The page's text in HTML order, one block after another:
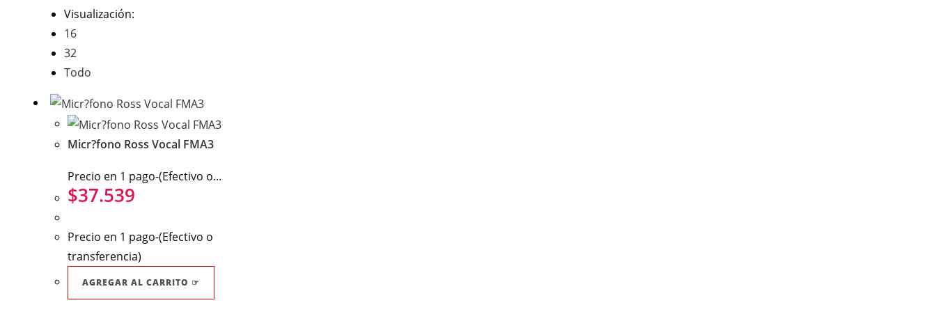
Visualización:
16
32
Todo
Micr?fono Ross Vocal FMA3
Precio en 1 pago-(Efectivo o...
$37.539
Precio en 1 pago-(Efectivo o
transferencia)
AGREGAR AL CARRITO ☞